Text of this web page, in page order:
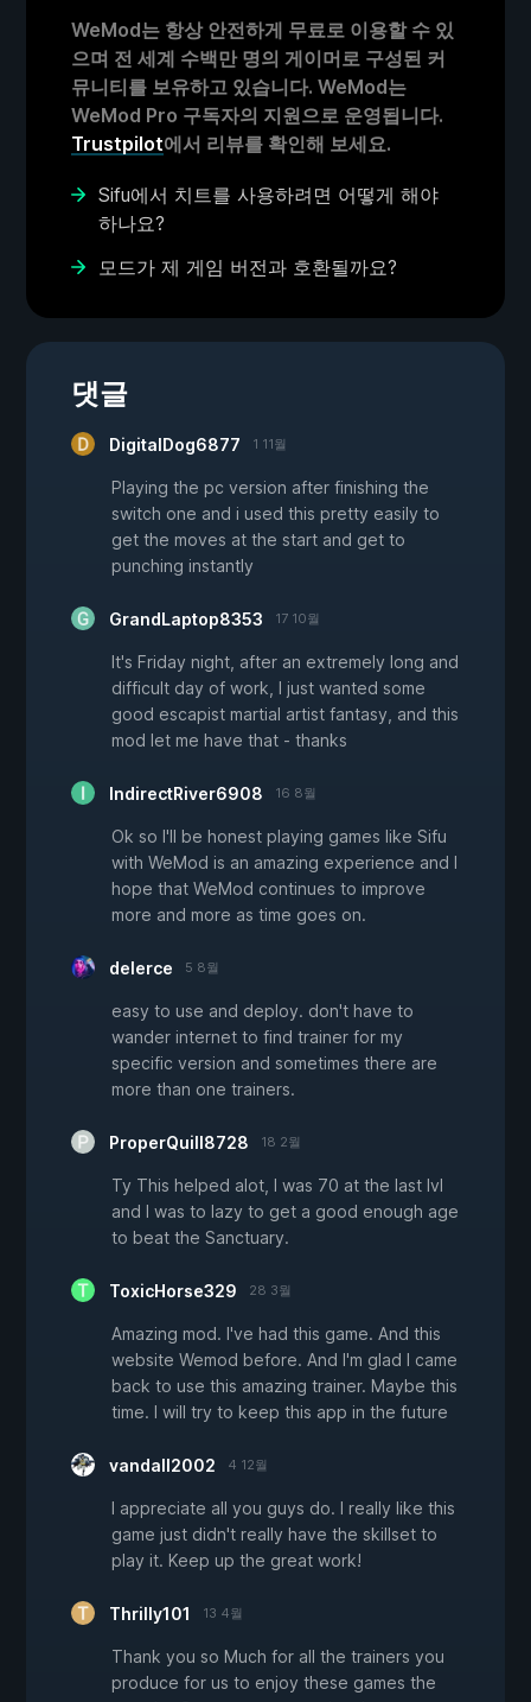
WeMod는 항상 안전하게 무료로 이용할 수 있
으며 전 세계 수백만 명의 게이머로 구성된 커
뮤니티를 보유하고 있습니다. WeMod는
WeMod Pro 구독자의 지원으로 운영됩니다.
Trustpilot에서 리뷰를 확인해 보세요.
Sifu에서 치트를 사용하려면 어떻게 해야
하나요?
모드가 제 게임 버전과 호환될까요?
댓글
DigitalDog6877 1 11월
Playing the pc version after finishing the
switch one and i used this pretty easily to
get the moves at the start and get to
punching instantly
GrandLaptop8353 17 10월
It's Friday night, after an extremely long and
difficult day of work, I just wanted some
good escapist martial artist fantasy, and this
mod let me have that - thanks
IndirectRiver6908 16 8월
Ok so I'll be honest playing games like Sifu
with WeMod is an amazing experience and I
hope that WeMod continues to improve
more and more as time goes on.
delerce 5 8월
easy to use and deploy. don't have to
wander internet to find trainer for my
specific version and sometimes there are
more than one trainers.
ProperQuill8728 18 2월
Ty This helped alot, I was 70 at the last lvl
and I was to lazy to get a good enough age
to beat the Sanctuary.
ToxicHorse329 28 3월
Amazing mod. I've had this game. And this
website Wemod before. And I'm glad I came
back to use this amazing trainer. Maybe this
time. I will try to keep this app in the future
vandall2002 4 12월
I appreciate all you guys do. I really like this
game just didn't really have the skillset to
play it. Keep up the great work!
Thrilly101 13 4월
Thank you so Much for all the trainers you
produce for us to enjoy these games the